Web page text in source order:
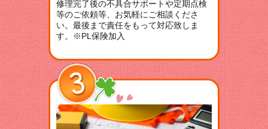
修理完了後の不具合サポートや定期点検
等のご依頼等、お気軽にご相談くださ
い。最後まで責任をもって対応致しま
す。※PL保険加入